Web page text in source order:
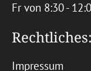
Fr von 8:30 -
Rechtliches:
Impressum